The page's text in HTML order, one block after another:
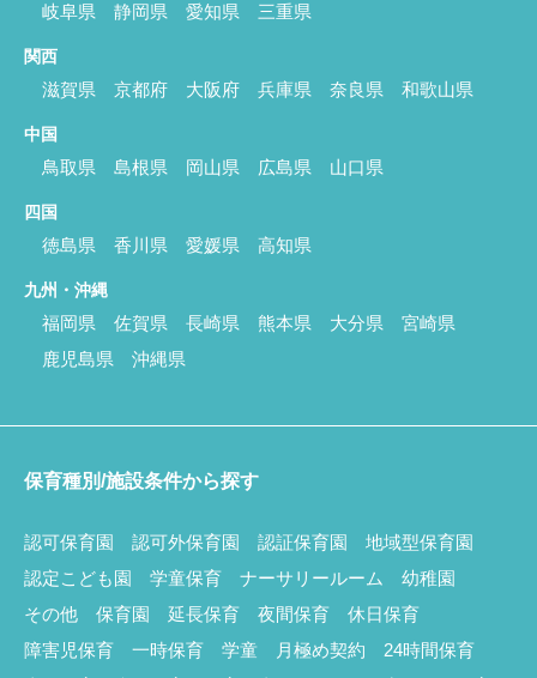
岐阜県 静岡県 愛知県 三重県
関西
滋賀県 京都府 大阪府 兵庫県 奈良県 和歌山県
中国
鳥取県 島根県 岡山県 広島県 山口県
四国
徳島県 香川県 愛媛県 高知県
九州・沖縄
福岡県 佐賀県 長崎県 熊本県 大分県
宮崎県
鹿児島県
沖縄県
保育種別/施設条件から探す
認可保育園 認可外保育園 認証保育園
地域型保育園
認定こども園
学童保育 ナーサリールーム
幼稚園
その他
保育園 延長保育 夜間保育
休日保育
障害児保育
一時保育 学童 月極め契約
24時間保育